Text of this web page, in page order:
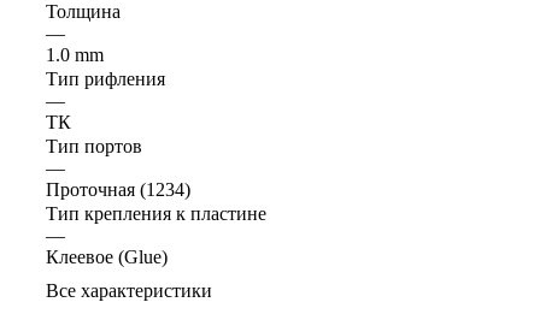
Толщина
—
1.0 mm
Тип рифления
—
ТК
Тип портов
—
Проточная (1234)
Тип крепления к пластине
—
Клеевое (Glue)
Все характеристики